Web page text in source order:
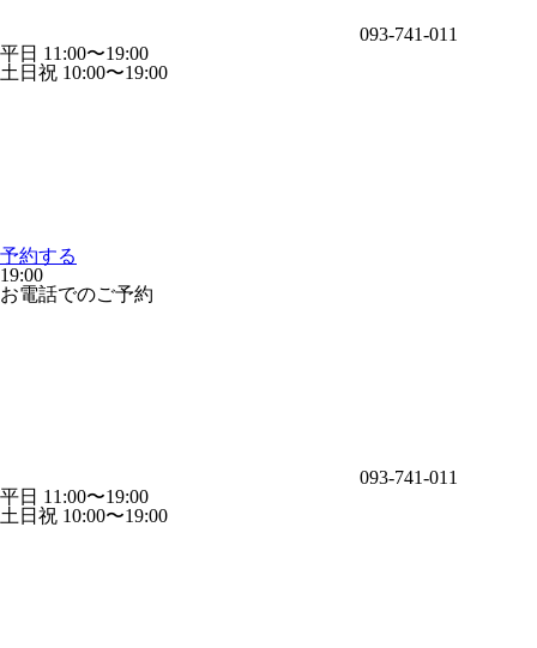
093-741-011
平日 11:00〜19:00
土日祝 10:00〜19:00
予約する
19:00
お電話でのご予約
093-741-011
平日 11:00〜19:00
土日祝 10:00〜19:00